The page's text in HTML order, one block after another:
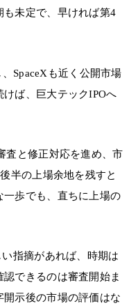
も未定で、早ければ第4
SpaceXも近く公開市場
ば、巨大テックIPOへ
査と修正対応を進め、市
半の上場余地を残すと
歩でも、直ちに上場の
指摘があれば、時期は
できるのは審査開始ま
示後の市場の評価はな